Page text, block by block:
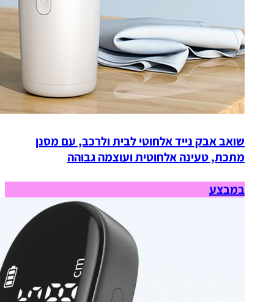
שואב אבק נייד אלחוטי לבית ולרכב, עם מסנן
מתכת, טעינה אלחוטית ועוצמה גבוהה
במבצע